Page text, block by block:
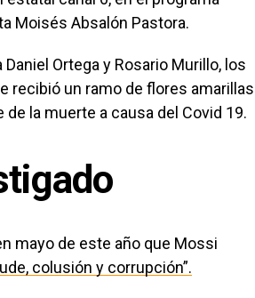
Moisés Absalón Pastora.
Ortega y Rosario Murillo, los
recibió un ramo de flores amarillas
la muerte a causa del Covid 19.
mayo de este año que Mossi
colusión y corrupción”.